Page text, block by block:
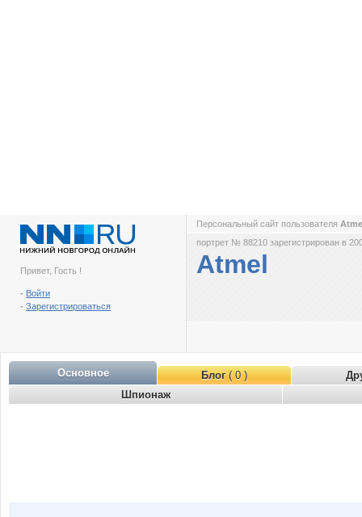
Привет, Гость !
- Войти
- Зарегистрироваться
Персональный сайт пользователя
портрет № 88210 зарегистрирован в
Atmel
Основное Блог( 0 )
Шпионаж